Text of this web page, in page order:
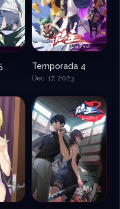
Temporada 4
Dec. 17, 2023